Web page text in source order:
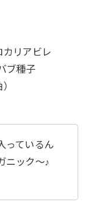
リアビレ
ブ種子
っているん
ニック〜♪